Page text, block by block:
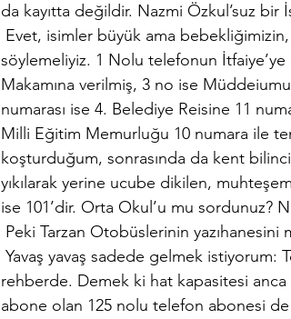
da kayıtta değildir. Nazmi Özkul’suz bir
Evet, isimler büyük ama
söylemeliyiz. 1 Nolu telefonun
Makamına verilmiş, 3 no ise
numarası ise 4. Belediye Reisine 11
Milli Eğitim Memurluğu 10 numara ile
koşturduğum, sonrasında da kent
yıkılarak yerine ucube dikilen,
ise 101’dir. Orta Okul’u mu sordunuz?
Peki Tarzan Otobüslerinin yazıhanesini
Yavaş yavaş sadede gelmek istiyorum:
rehberde. Demek ki hat kapasitesi anca
abone olan 125 nolu telefon abonesi